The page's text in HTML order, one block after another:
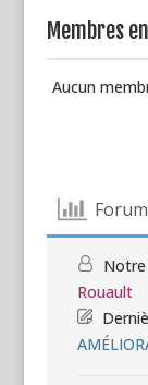
Membres
Aucun
Notre
Rouault